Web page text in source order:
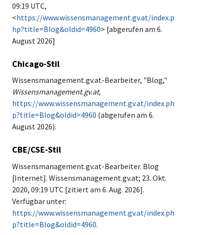
09:19 UTC,
<https://www.wissensmanagement.gv.at/index.p
hp?title=Blog&oldid=4960> [abgerufen am 6.
August 2026]
Chicago-Stil
Wissensmanagement.gv.at-Bearbeiter, "Blog,"
Wissensmanagement.gv.at,
https://www.wissensmanagement.gv.at/index.ph
p?title=Blog&oldid=4960 (abgerufen am 6.
August 2026).
CBE/CSE-Stil
Wissensmanagement.gv.at-Bearbeiter. Blog
[Internet]. Wissensmanagement.gv.at; 23. Okt.
2020, 09:19 UTC [zitiert am 6. Aug. 2026].
Verfügbar unter:
https://www.wissensmanagement.gv.at/index.ph
p?title=Blog&oldid=4960.